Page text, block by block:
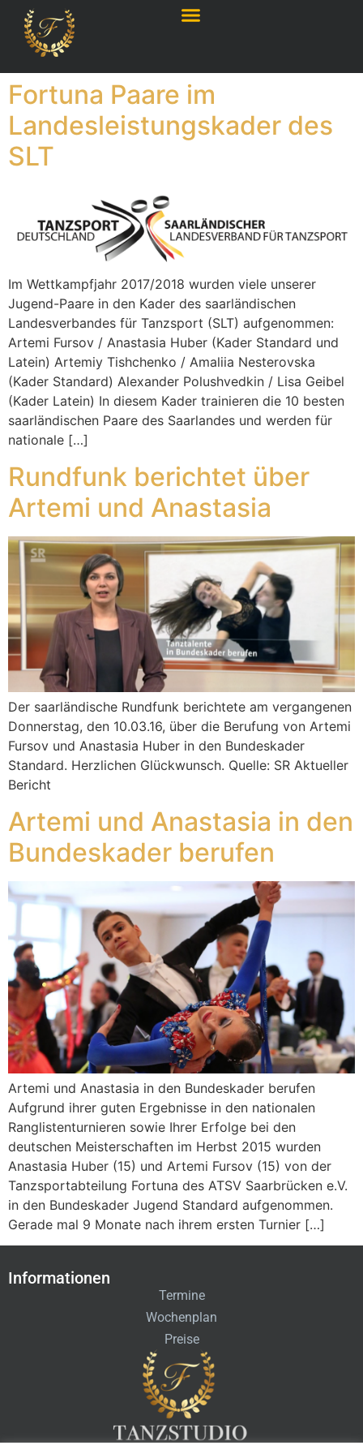
Fortuna Paare im
Landesleistungskader des
SLT
Im Wettkampfjahr 2017/2018 wurden viele unserer
Jugend-Paare in den Kader des saarländischen
Landesverbandes für Tanzsport (SLT) aufgenommen:
Artemi Fursov / Anastasia Huber (Kader Standard und
Latein) Artemiy Tishchenko / Amaliia Nesterovska
(Kader Standard) Alexander Polushvedkin / Lisa Geibel
(Kader Latein) In diesem Kader trainieren die 10 besten
saarländischen Paare des Saarlandes und werden für
nationale […]
Rundfunk berichtet über
Artemi und Anastasia
Der saarländische Rundfunk berichtete am vergangenen
Donnerstag, den 10.03.16, über die Berufung von Artemi
Fursov und Anastasia Huber in den Bundeskader
Standard. Herzlichen Glückwunsch. Quelle: SR Aktueller
Bericht
Artemi und Anastasia in den
Bundeskader berufen
Artemi und Anastasia in den Bundeskader berufen
Aufgrund ihrer guten Ergebnisse in den nationalen
Ranglistenturnieren sowie Ihrer Erfolge bei den
deutschen Meisterschaften im Herbst 2015 wurden
Anastasia Huber (15) und Artemi Fursov (15) von der
Tanzsportabteilung Fortuna des ATSV Saarbrücken e.V.
in den Bundeskader Jugend Standard aufgenommen.
Gerade mal 9 Monate nach ihrem ersten Turnier […]
Informationen
Termine
Wochenplan
Preise